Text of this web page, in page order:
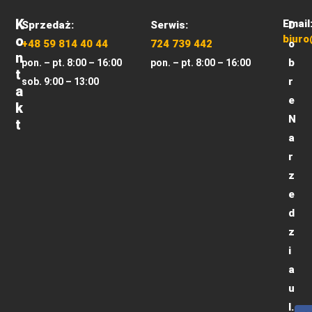
K
O
N
T
A
K
T
Sprzedaż:
+48 59 814 40 44
pon. – pt. 8:00 – 16:00
sob. 9:00 – 13:00
Serwis:
724 739 442
pon. – pt. 8:00 – 16:00
Email:
D
o
b
r
e
N
a
r
z
e
d
z
i
a
u
l.